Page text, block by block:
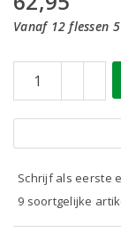
Vanaf 12 flessen
Schrijf als eerste
9 soortgelijke